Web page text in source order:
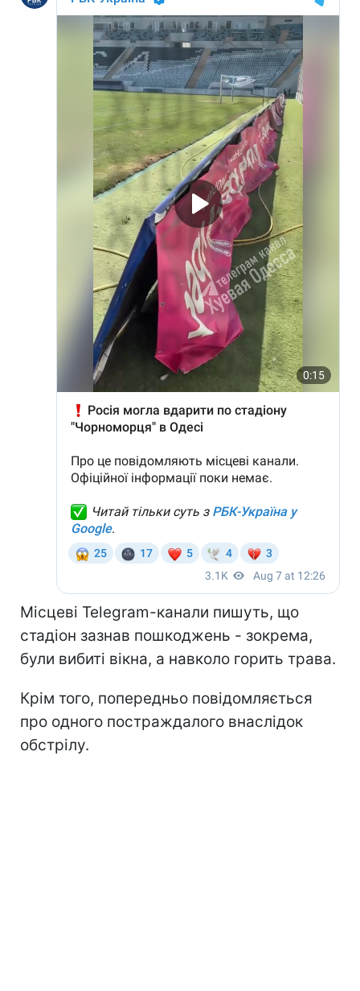
Місцеві Telegram-канали пишуть, що
стадіон зазнав пошкоджень - зокрема,
були вибиті вікна, а навколо горить трава.
Крім того, попередньо повідомляється
про одного постраждалого внаслідок
обстрілу.